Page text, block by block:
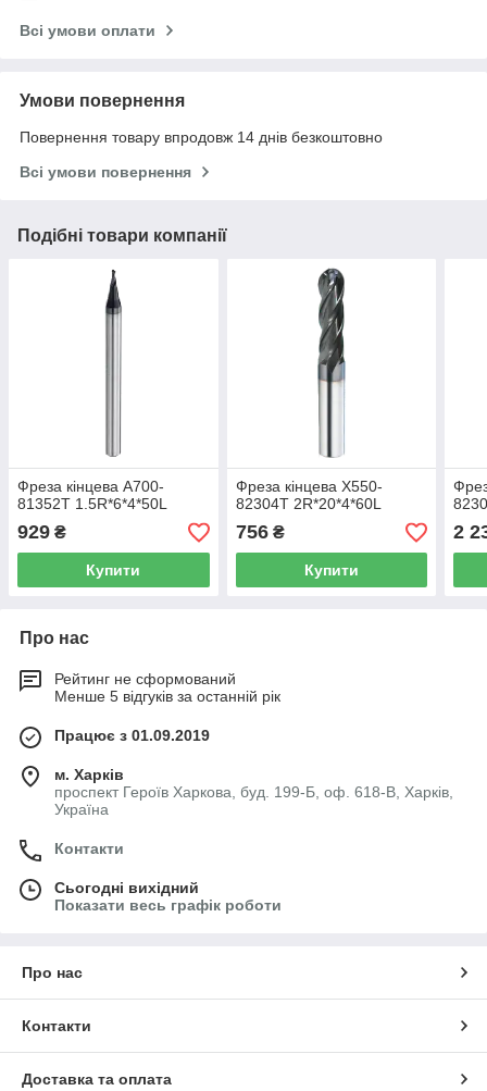
Всі умови оплати
Умови повернення
Повернення товару впродовж 14 днів безкоштовно
Всі умови повернення
Подібні товари компанії
Фреза кінцева A700-
81352T 1.5R*6*4*50L
929 ₴
Купити
Фреза кінцева X550-
82304T 2R*20*4*60L
756₴
Купити
2
Про нас
Рейтинг не сформований
Менше 5 відгуків за останній рік
Працює з 01.09.2019
м. Харків
проспект Героїв Харкова, буд. 199-Б, оф. 618-В, Харків,
Україна
Контакти
Сьогодні вихідний
Показати весь графік роботи
Про нас
Контакти
Доставка та оплата